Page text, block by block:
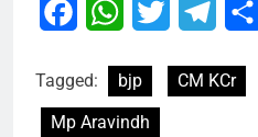
FacebookWhatsApp
Twitter
Tagged: bjp CM KCr
Mp Aravindh